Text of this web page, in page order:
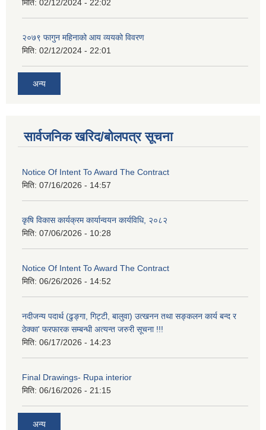
मिति: 02/12/2024 - 22:02
२०७९ फागुन महिनाको आय व्ययको विवरण
मिति: 02/12/2024 - 22:01
अन्य
सार्वजनिक खरिद/बोलपत्र सूचना
Notice Of Intent To Award The Contract
मिति: 07/16/2026 - 14:57
कृषि विकास कार्यक्रम कार्यान्वयन कार्यविधि, २०८२
मिति: 07/06/2026 - 10:28
Notice Of Intent To Award The Contract
मिति: 06/26/2026 - 14:52
नदीजन्य पदार्थ (ढुङ्गा, गिट्टी, बालुवा) उत्खनन तथा सङ्कलन कार्य बन्द र
ठेक्का' फरफारक सम्बन्धी अत्यन्त जरुरी सूचना !!!
मिति: 06/17/2026 - 14:23
Final Drawings- Rupa interior
मिति: 06/16/2026 - 21:15
अन्य